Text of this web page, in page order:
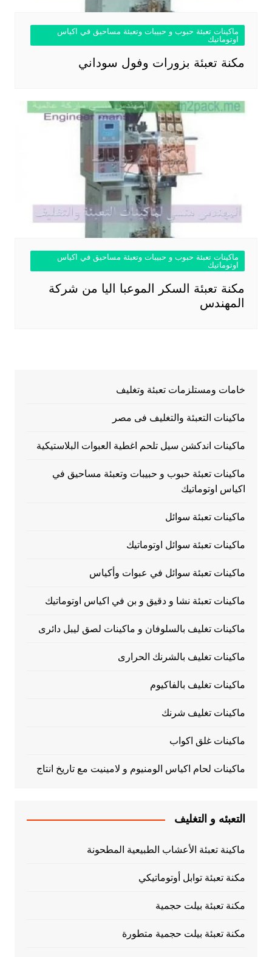
ماكينات تعبئة حبوب و حبيبات وتعبئة مساحيق في اكياس
اوتوماتيك
مكنة تعبئة بزورات وفول سوداني
ماكينات تعبئة حبوب و حبيبات وتعبئة مساحيق في اكياس
اوتوماتيك
مكنة تعبئة السكر الموعبا اليا من شركة
المهندس
خامات ومستلزمات تعبئة وتغليف
ماكينات التعبئة والتغليف فى مصر
ماكينات اندكشن سيل تلحم اغطية العبوات البلاستيكية
ماكينات تعبئة حبوب و حبيبات وتعبئة مساحيق في
اكياس اوتوماتيك
ماكينات تعبئة سوائل
ماكينات تعبئة سوائل اوتوماتيك
ماكينات تعبئة سوائل في عبوات وأكياس
ماكينات تعبئة نشا و دقيق و بن في اكياس اوتوماتيك
ماكينات تغليف بالسلوفان و ماكينات لصق ليبل دائرى
ماكينات تغليف بالشرنك الحرارى
ماكينات تغليف بالفاكيوم
ماكينات تغليف شرنك
ماكينات غلق اكواب
ماكينات لحام اكياس الومنيوم و لامينيت مع تاريخ انتاج
التعبئه و التغليف
ماكينة تعبئة الأعشاب الطبيعية المطحونة
مكنة تعبئة توابل أوتوماتيكي
مكنة تعبئة بيلت حجمية
مكنة تعبئة بيلت حجمية متطورة